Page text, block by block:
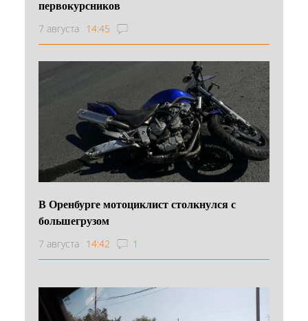
первокурсников
7 августа 14:45
В Оренбурге мотоциклист столкнулся с
большегрузом
7 августа 14:42 1